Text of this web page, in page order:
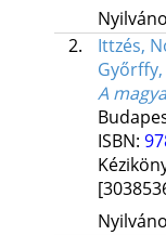
2.
Ittzés,
A
ISBN: